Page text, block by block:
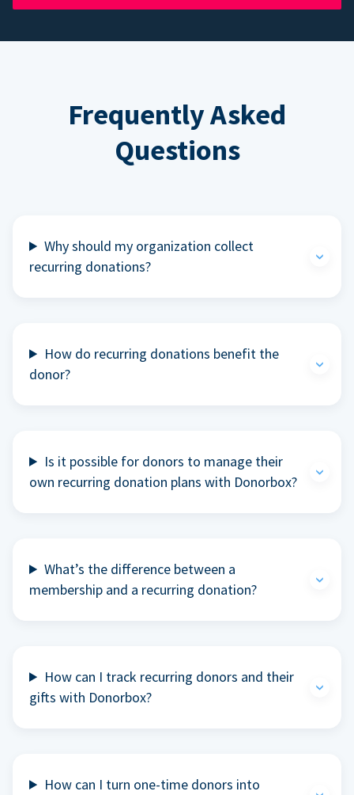
Frequently Asked
Questions
Why should my organization collect
recurring donations?
How do recurring donations benefit the
donor?
Is it possible for donors to manage their
own recurring donation plans with Donorbox?
What’s the difference between a
membership and a recurring donation?
How can I track recurring donors and their
gifts with Donorbox?
How can I turn one-time donors into